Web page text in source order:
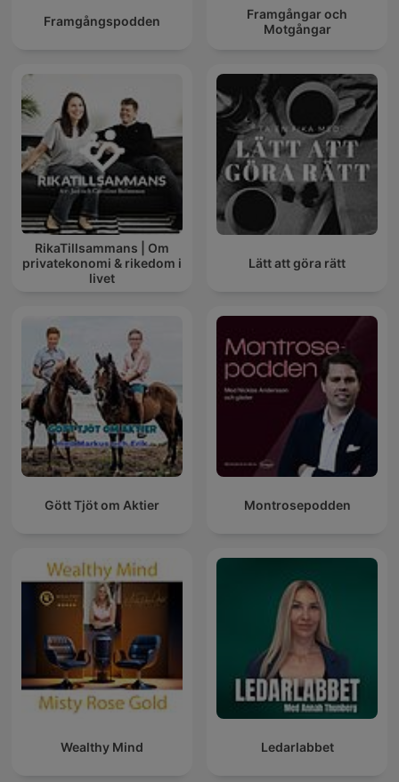
Framgångspodden
Framgångar och
Motgångar
RikaTillsammans | Om
privatekonomi & rikedom i
livet
Lätt att göra rätt
Gött Tjöt om Aktier Montrosepodden
Wealthy Mind Ledarlabbet